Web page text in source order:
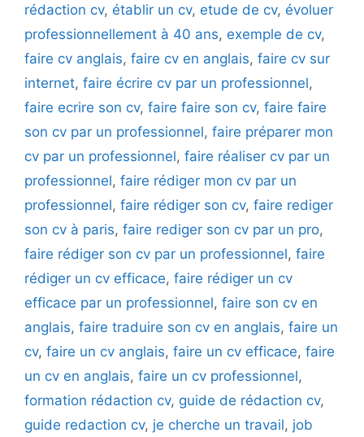
rédaction cv, établir un cv, etude de cv, évoluer
professionnellement à 40 ans, exemple de cv,
faire cv anglais, faire cv en anglais, faire cv sur
internet, faire écrire cv par un professionnel,
faire ecrire son cv, faire faire son cv, faire faire
son cv par un professionnel, faire préparer mon
cv par un professionnel, faire réaliser cv par un
professionnel, faire rédiger mon cv par un
professionnel, faire rédiger son cv, faire rediger
son cv à paris, faire rediger son cv par un pro,
faire rédiger son cv par un professionnel, faire
rédiger un cv efficace, faire rédiger un cv
efficace par un professionnel, faire son cv en
anglais, faire traduire son cv en anglais, faire un
cv, faire un cv anglais, faire un cv efficace, faire
un cv en anglais, faire un cv professionnel,
formation rédaction cv, guide de rédaction cv,
guide redaction cv, je cherche un travail, job